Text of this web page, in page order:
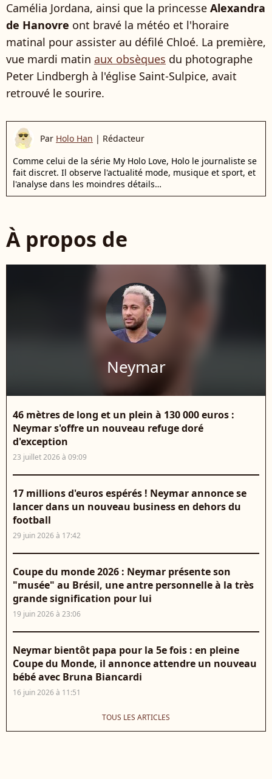
Camélia Jordana, ainsi que la princesse Alexandra
de Hanovre ont bravé la météo et l'horaire
matinal pour assister au défilé Chloé. La première,
vue mardi matin aux obsèques du photographe
Peter Lindbergh à l'église Saint-Sulpice, avait
retrouvé le sourire.
Par Holo Han | Rédacteur
Comme celui de la série My Holo Love, Holo le journaliste se
fait discret. Il observe l'actualité mode, musique et sport, et
l'analyse dans les moindres détails…
À propos de
Neymar
46 mètres de long et un plein à 130 000 euros :
Neymar s'offre un nouveau refuge doré
d'exception
23 juillet 2026 à 09:09
17 millions d'euros espérés ! Neymar annonce se
lancer dans un nouveau business en dehors du
football
29 juin 2026 à 17:42
Coupe du monde 2026 : Neymar présente son
"musée" au Brésil, une antre personnelle à la très
grande signification pour lui
19 juin 2026 à 23:06
Neymar bientôt papa pour la 5e fois : en pleine
Coupe du Monde, il annonce attendre un nouveau
bébé avec Bruna Biancardi
16 juin 2026 à 11:51
TOUS LES ARTICLES